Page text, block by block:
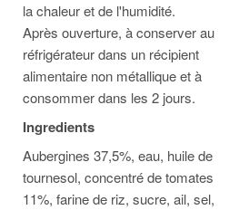
la chaleur et de l'humidité.
Après ouverture, à conserver au
réfrigérateur dans un récipient
alimentaire non métallique et à
consommer dans les 2 jours.
Ingredients
Aubergines 37,5%, eau, huile de
tournesol, concentré de tomates
11%, farine de riz, sucre, ail, sel,